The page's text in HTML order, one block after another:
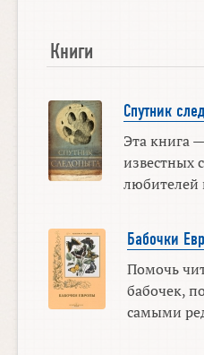
Книги
Спутник
Эта книга
известных
любителей
Бабочки
Помочь
бабочек,
самыми